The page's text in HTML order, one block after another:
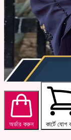
অর্ডার করুন কার্টে যোগ